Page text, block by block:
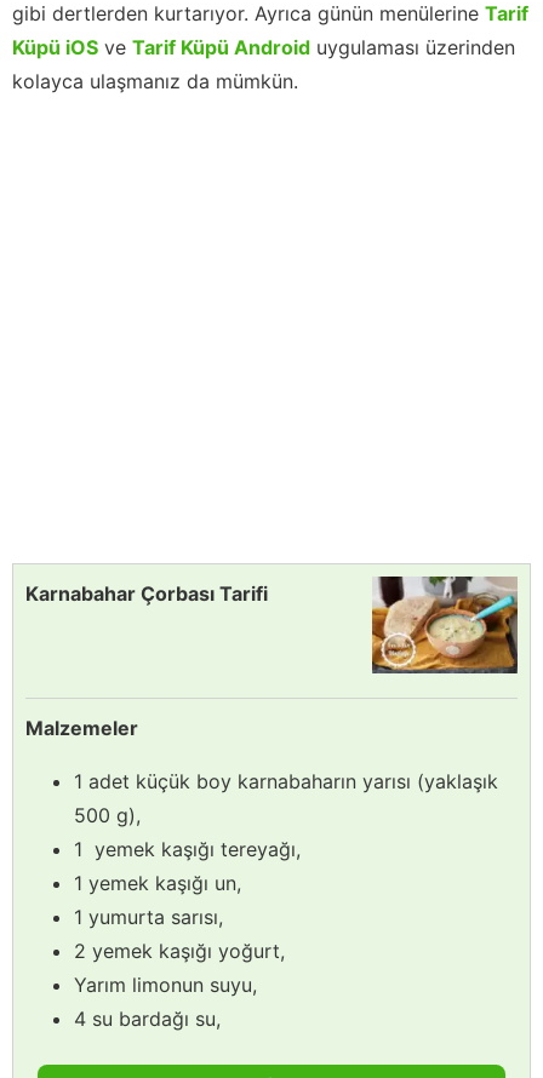
gibi dertlerden kurtarıyor. Ayrıca günün menülerine Tarif
Küpü iOS ve Tarif Küpü Android uygulaması üzerinden
kolayca ulaşmanız da mümkün.
Karnabahar Çorbası Tarifi
Malzemeler
1 adet küçük boy karnabaharın yarısı (yaklaşık
500 g),
1 yemek kaşığı tereyağı,
1 yemek kaşığı un,
1 yumurta sarısı,
2 yemek kaşığı yoğurt,
Yarım limonun suyu,
4 su bardağı su,